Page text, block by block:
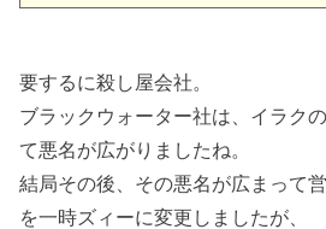
要するに殺し屋会社。
ブラックウォーター社は、イラク
て悪名が広がりましたね。
結局その後、その悪名が広まって
を一時ズィーに変更しましたが、